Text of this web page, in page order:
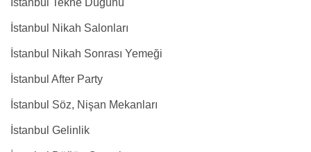
İstanbul Tekne Düğünü
İstanbul Nikah Salonları
İstanbul Nikah Sonrası Yemeği
İstanbul After Party
İstanbul Söz, Nişan Mekanları
İstanbul Gelinlik